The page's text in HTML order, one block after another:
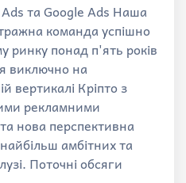
та Google Ads Наша
команда успішно
ринку понад п'ять років
виключно на
вертикалі Кріпто з
рекламними
нова перспективна
амбітних та
Поточні обсяги